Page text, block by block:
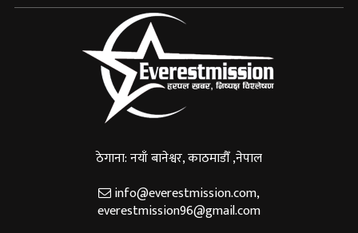
ठेगाना: नयाँ बानेश्वर, काठमाडौँ ,नेपाल
info@everestmission.com,
everestmission96@gmail.com